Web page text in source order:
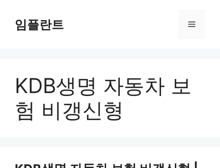
임플란트 메
KDB생명 자동차 보
험 비갱신형